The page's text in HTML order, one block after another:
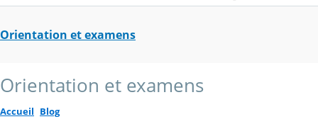
Orientation et examens
Orientation et examens
Accueil Blog